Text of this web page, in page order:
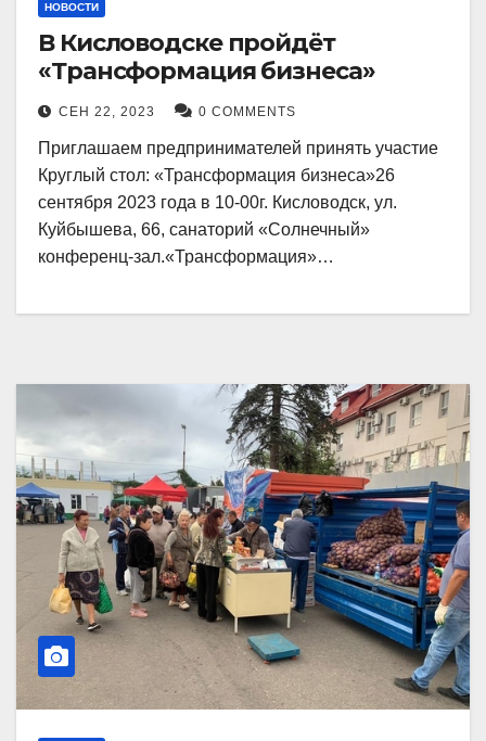
НОВОСТИ
В Кисловодске пройдёт
«Трансформация бизнеса»
СЕН 22, 2023 0 COMMENTS
Приглашаем предпринимателей принять участие
Круглый стол: «Трансформация бизнеса»26
сентября 2023 года в 10-00г. Кисловодск, ул.
Куйбышева, 66, санаторий «Солнечный»
конференц-зал.«Трансформация»…